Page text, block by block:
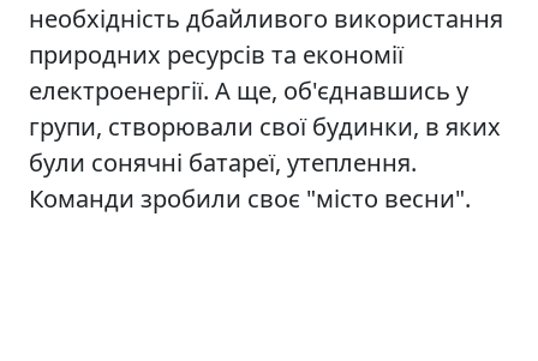
необхідність дбайливого використання
природних ресурсів та економії
електроенергії. А ще, об'єднавшись у
групи, створювали свої будинки, в яких
були сонячні батареї, утеплення.
Команди зробили своє "місто весни".